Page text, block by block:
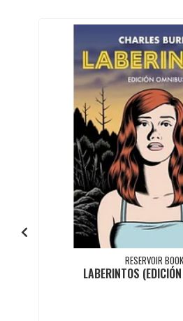
RESERVOIR
LABERINTOS